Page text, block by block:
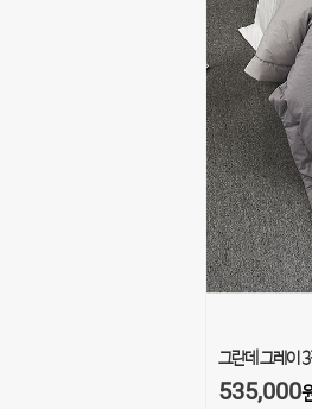
그란데 그레이
535,000